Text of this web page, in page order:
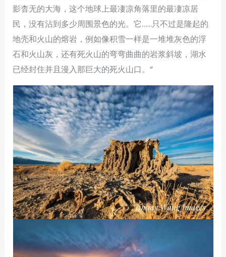
影杳无的大海，这个地球上最凄凉角落里的最凄凉居
民，没有沾到多少周围景色的光。它……只不过是隆起的
地壳和火山的熔岩，例如像积雪一样是一堆堆灰色的浮
石和火山灰，还有死火山的弯弯曲曲的岩浆斜坡，湖水
已经封住并且漫入那巨大的死火山口。”